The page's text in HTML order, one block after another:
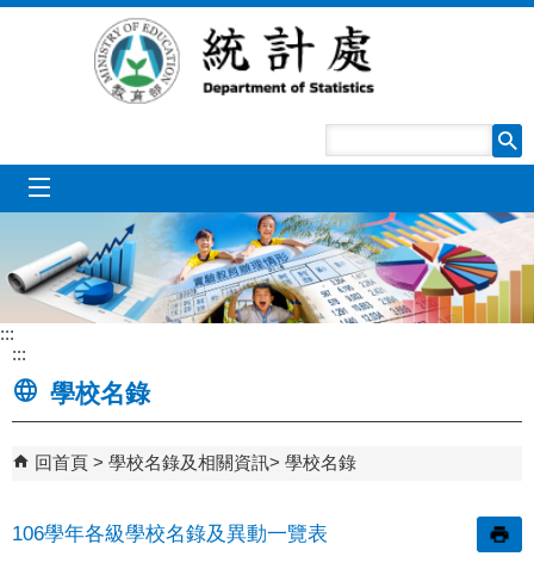
跳到主要內容區塊
:::
:::
學校名錄
回首頁 學校名錄及相關資訊 學校名錄
106學年各級學校名錄及異動一覽表